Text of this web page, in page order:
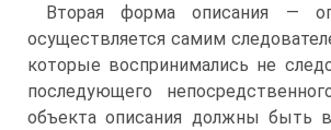
Вторая форма описания —
осуществляется самим
которые воспринимались не
последующего
объекта описания должны быть